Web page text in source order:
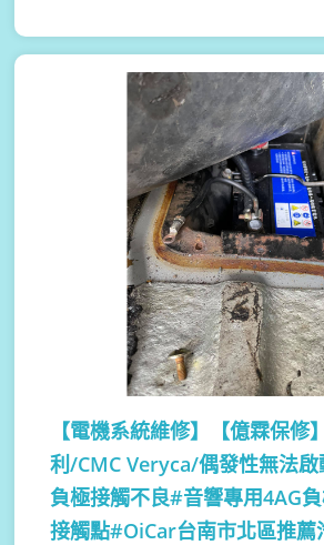
【電機系統維修】
【億霖保修
利/CMC Veryca/偶發性無法
負極接觸不良#音響專用4AG
接觸點#OiCar台南市北區推薦